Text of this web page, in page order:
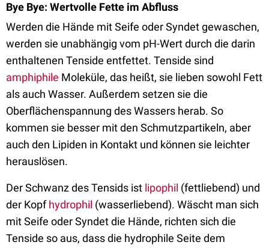
Bye Bye: Wertvolle Fette im Abfluss
Werden die Hände mit Seife oder Syndet gewaschen,
werden sie unabhängig vom pH-Wert durch die darin
enthaltenen Tenside entfettet. Tenside sind
amphiphile Moleküle, das heißt, sie lieben sowohl Fett
als auch Wasser. Außerdem setzen sie die
Oberflächenspannung des Wassers herab. So
kommen sie besser mit den Schmutzpartikeln, aber
auch den Lipiden in Kontakt und können sie leichter
herauslösen.
Der Schwanz des Tensids ist lipophil (fettliebend) und
der Kopfhydrophil (wasserliebend). Wäscht man sich
mit Seife oder Syndet die Hände, richten sich die
Tenside so aus, dass die hydrophile Seite dem